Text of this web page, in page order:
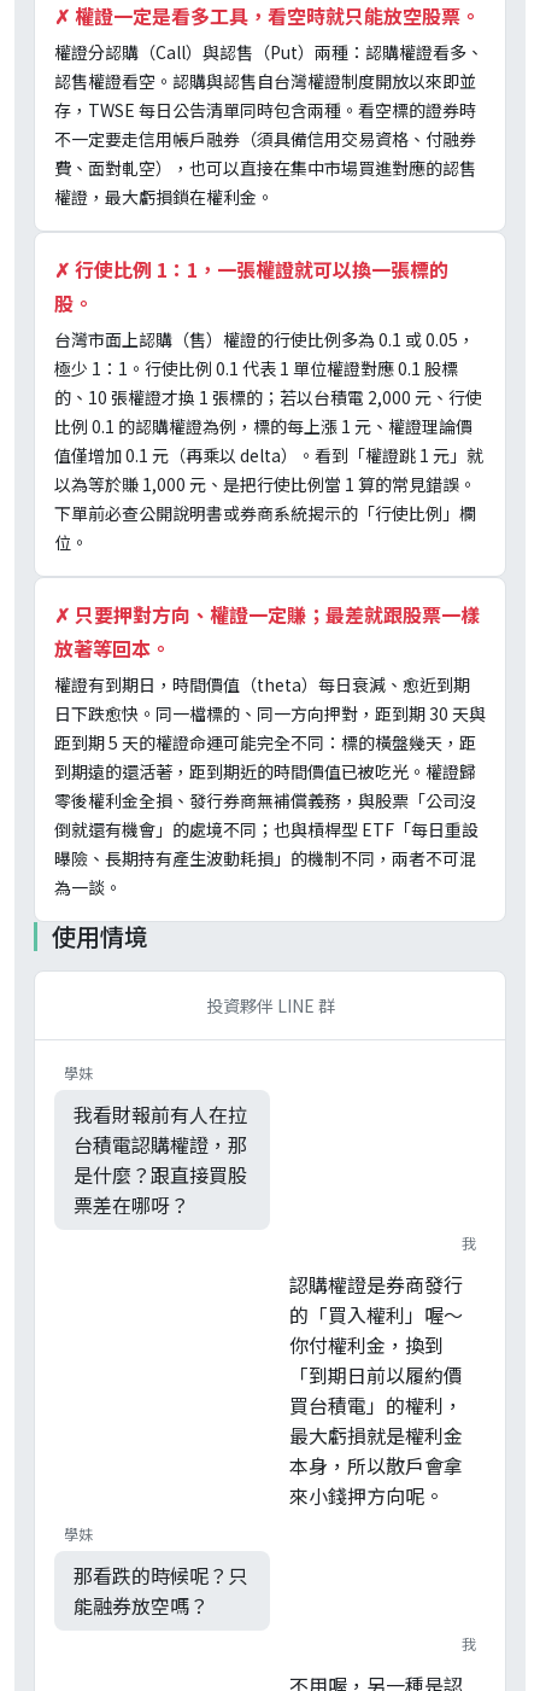
✗ 權證一定是看多工具，看空時就只能放空股票。
權證分認購（Call）與認售（Put）兩種：認購權證看多、
認售權證看空。認購與認售自台灣權證制度開放以來即並
存，TWSE 每日公告清單同時包含兩種。看空標的證券時
不一定要走信用帳戶融券（須具備信用交易資格、付融券
費、面對軋空），也可以直接在集中市場買進對應的認售
權證，最大虧損鎖在權利金。
✗ 行使比例 1：1，一張權證就可以換一張標的
股。
台灣市面上認購（售）權證的行使比例多為 0.1 或 0.05，
極少 1：1。行使比例 0.1 代表 1 單位權證對應 0.1 股標
的、10 張權證才換 1 張標的；若以台積電 2,000 元、行使
比例 0.1 的認購權證為例，標的每上漲 1 元、權證理論價
值僅增加 0.1 元（再乘以 delta）。看到「權證跳 1 元」就
以為等於賺 1,000 元、是把行使比例當 1 算的常見錯誤。
下單前必查公開說明書或券商系統揭示的「行使比例」欄
位。
✗ 只要押對方向、權證一定賺；最差就跟股票一樣
放著等回本。
權證有到期日，時間價值（theta）每日衰減、愈近到期
日下跌愈快。同一檔標的、同一方向押對，距到期 30 天與
距到期 5 天的權證命運可能完全不同：標的橫盤幾天，距
到期遠的還活著，距到期近的時間價值已被吃光。權證歸
零後權利金全損、發行券商無補償義務，與股票「公司沒
倒就還有機會」的處境不同；也與槓桿型 ETF「每日重設
曝險、長期持有產生波動耗損」的機制不同，兩者不可混
為一談。
使用情境
投資夥伴 LINE 群
學妹
我看財報前有人在拉
台積電認購權證，那
是什麼？跟直接買股
票差在哪呀？
我
認購權證是券商發行
的「買入權利」喔～
你付權利金，換到
「到期日前以履約價
買台積電」的權利，
最大虧損就是權利金
本身，所以散戶會拿
來小錢押方向呢。
學妹
那看跌的時候呢？只
能融券放空嗎？
我